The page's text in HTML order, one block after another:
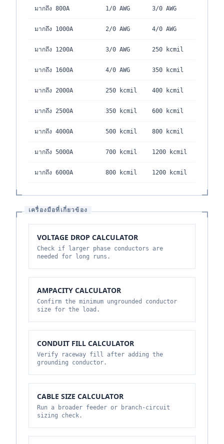
มากถึง 800A 1/0 AWG 3/0 AWG
มากถึง 1000A 2/0 AWG 4/0 AWG
มากถึง 1200A 3/0 AWG 250 kcmil
มากถึง 1600A 4/0 AWG 350 kcmil
มากถึง 2000A 250 kcmil 400 kcmil
มากถึง 2500A 350 kcmil 600 kcmil
มากถึง 4000A 500 kcmil 800 kcmil
มากถึง 5000A 700 kcmil 1200 kcmil
มากถึง 6000A 800 kcmil 1200 kcmil
เครื่องมือที่เกี่ยวข้อง
VOLTAGE DROP CALCULATOR
Check if larger phase conductors are
needed for long runs.
AMPACITY CALCULATOR
Confirm the minimum ungrounded conductor
size for the load.
CONDUIT FILL CALCULATOR
Verify raceway fill after adding the
grounding conductor.
CABLE SIZE CALCULATOR
Run a broader feeder or branch-circuit
sizing check.